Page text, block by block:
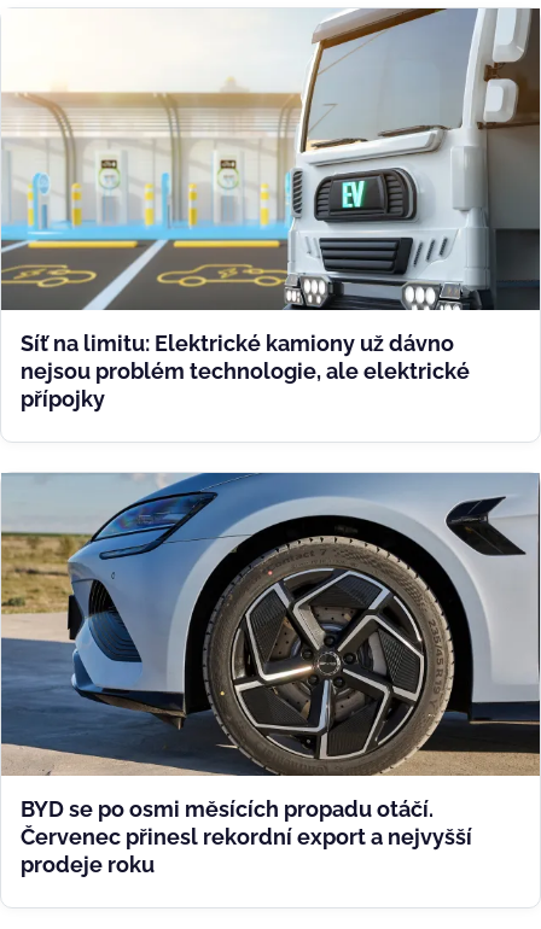
Síť na limitu: Elektrické kamiony už dávno
nejsou problém technologie, ale elektrické
přípojky
BYD se po osmi měsících propadu otáčí.
Červenec přinesl rekordní export a nejvyšší
prodeje roku